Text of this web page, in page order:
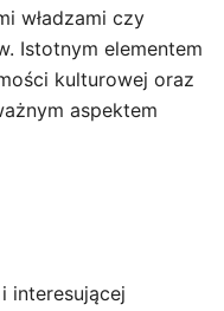
władzami czy
Istotnym elementem
kulturowej oraz
aspektem
interesującej